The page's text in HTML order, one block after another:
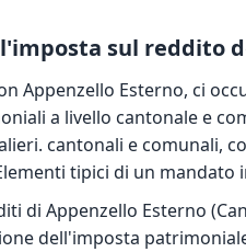
sul reddito
Appenzello Esterno, ci
a livello cantonale e
cantonali e comunali,
tipici di un mandato
di Appenzello Esterno
dell'imposta